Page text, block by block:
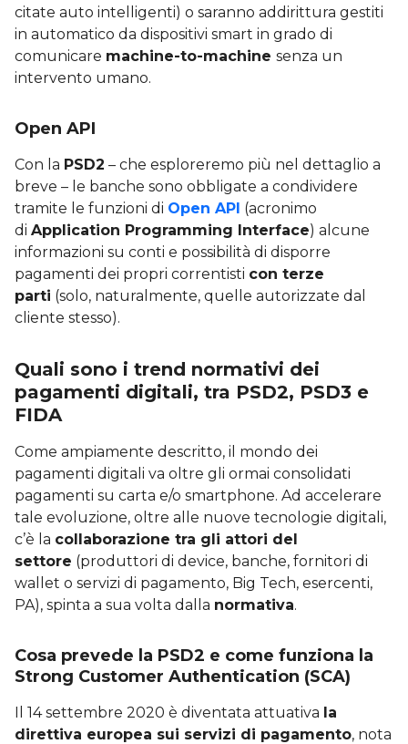
citate auto intelligenti) o saranno addirittura gestiti
in automatico da dispositivi smart in grado di
comunicare machine-to-machine senza un
intervento umano.
Open API
Con la PSD2 – che esploreremo più nel dettaglio a
breve – le banche sono obbligate a condividere
tramite le funzioni di Open API (acronimo
di Application Programming Interface) alcune
informazioni su conti e possibilità di disporre
pagamenti dei propri correntisti con terze
parti (solo, naturalmente, quelle autorizzate dal
cliente stesso).
Quali sono i trend normativi dei
pagamenti digitali, tra PSD2, PSD3 e
FIDA
Come ampiamente descritto, il mondo dei
pagamenti digitali va oltre gli ormai consolidati
pagamenti su carta e/o smartphone. Ad accelerare
tale evoluzione, oltre alle nuove tecnologie digitali,
c’è la collaborazione tra gli attori del
settore (produttori di device, banche, fornitori di
wallet o servizi di pagamento, Big Tech, esercenti,
PA), spinta a sua volta dalla normativa.
Cosa prevede la PSD2 e come funziona la
Strong Customer Authentication (SCA)
Il 14 settembre 2020 è diventata attuativa la
direttiva europea sui servizi di pagamento, nota